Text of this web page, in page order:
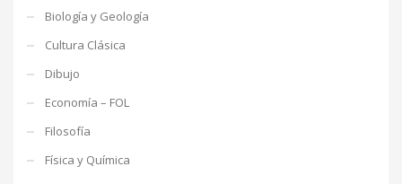
Biología y Geología
Cultura Clásica
Dibujo
Economía – FOL
Filosofía
Física y Química